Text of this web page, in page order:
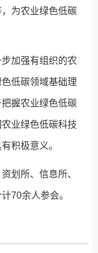
为农业绿色低碳
加强有组织的农
低碳领域基础理
握农业绿色低碳
业绿色低碳科技
积极意义。
划所、信息所、
70余人参会。